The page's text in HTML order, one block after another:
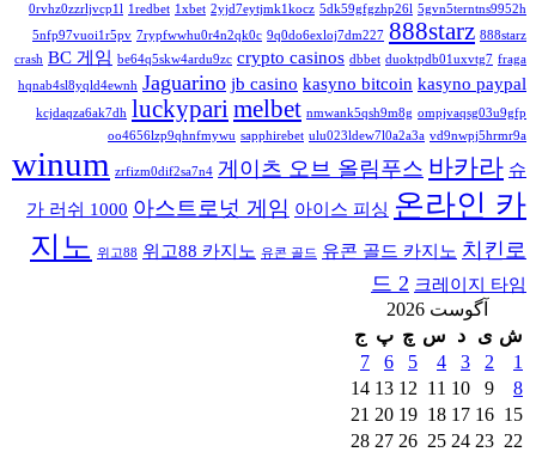
0rvhz0zzrljvcp1l 1redbet 1xbet 2yjd7eytjmk1kocz 5dk59gfgzhp26l 5gvn5terntns9952h
5nfp97vuoi1r5pv 7rypfwwhu0r4n2qk0c 9q0do6exloj7dm227 888starz 888starz
crash BC 게임 be64q5skw4ardu9zc crypto casinos dbbet duoktpdb01uxvtg7 fraga
hqnab4sl8yqld4ewnh Jaguarino jb casino kasyno bitcoin kasyno paypal
kcjdaqza6ak7dh luckypari melbet nmwank5qsh9m8g ompjvaqsg03u9gfp
oo4656lzp9qhnfmywu sapphirebet ulu023ldew7l0a2a3a vd9nwpj5hrmr9a
winum zrfizm0dif2sa7n4 게이츠 오브 올림푸스 바카라 슈
가 러쉬 1000 아스트로넛 게임 아이스 피싱 온라인 카
지노 위고88 위고88 카지노 유콘 골드 유콘 골드 카지노 치킨로
드 2 크레이지 타임
آگوست 2026
ش ی د س چ پ ج
1
2
3
4
5
6
7
8
9
10
11
12
13
14
15
16
17
18
19
20
21
22
23
24
25
26
27
28